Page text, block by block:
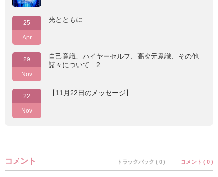
25
Apr
光とともに
29
Nov
自己意識、ハイヤーセルフ、高次元意識、その他
諸々について 2
22
Nov
【11月22日のメッセージ】
コメント トラックバック ( 0 ) コメント ( 0 )